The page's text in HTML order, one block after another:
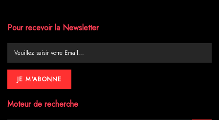
Pour recevoir la Newsletter
Moteur de recherche